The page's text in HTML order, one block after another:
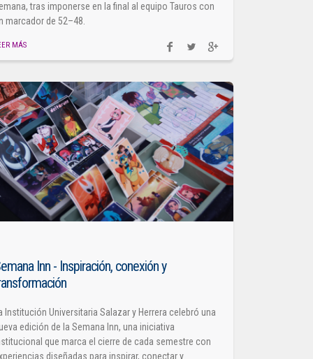
tras imponerse en la final al equipo Tauros con
marcador de 52–48.
MÁS
Inn - Inspiración, conexión y
Institución Universitaria Salazar y Herrera celebró una
edición de la Semana Inn, una iniciativa
que marca el cierre de cada semestre con
diseñadas para inspirar, conectar y